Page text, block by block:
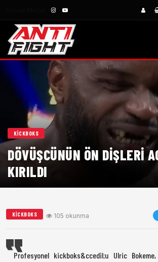
KICKBOKS
DÖVÜŞCÜNÜN ÖN DIŞLERI
KIRILDI
KICKBOKS 105 okunma
Profesyonel kickboks&ccedil;u Ulric